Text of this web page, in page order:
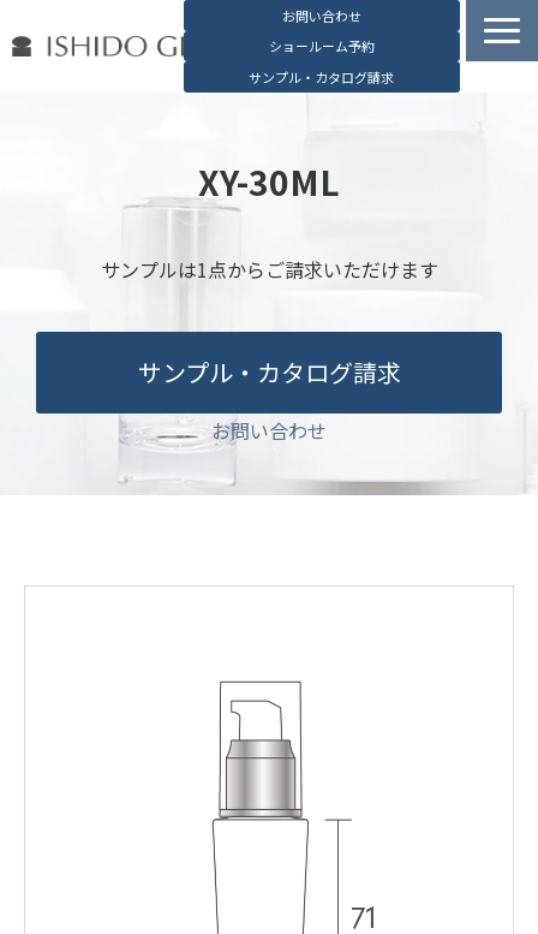
お問い合わせ
ショールーム予約
サンプル・カタログ請求
石堂硝子の特長
お役立ち資料
ブログ
会社概要
English
XY-30ML
サンプルは1点からご請求いただけます
サンプル・カタログ請求
お問い合わせ